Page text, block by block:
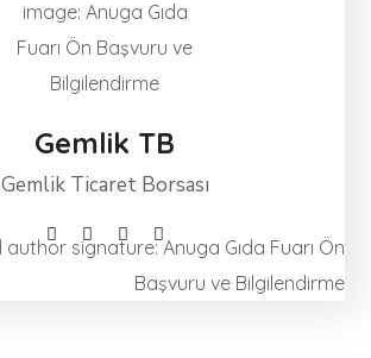
Gemlik TB
Gemlik Ticaret Borsası